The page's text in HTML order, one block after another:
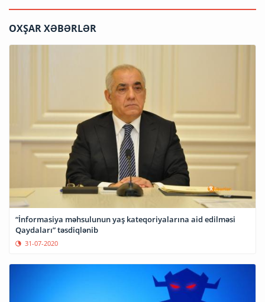
OXŞAR XƏBƏRLƏR
“İnformasiya məhsulunun yaş kateqoriyalarına aid edilməsi
Qaydaları” təsdiqlənib
31-07-2020